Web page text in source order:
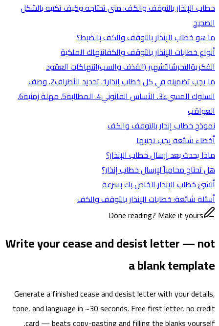
خطاب الإنذار بالتوقف والكف: متى تحتاجه وكيف تكتبه بالشكل
الصحيح
ما هو خطاب الإنذار بالتوقف والكف بالضبط؟
أنواع خطابات الإنذار بالتوقف والكفانتهاك الملكية
الفكريةالتحرشالتشهير (القذف والسب)انتهاكات العقود
ما يجب تضمينه في كل خطاب إنذار1. تحديد الأطراف
2. وصف
السلوك المسيء3. الأساس القانوني 4. المطالبة 5. مهلة زمنية
6.
العواقب
نموذج خطاب إنذار بالتوقف والكف
أخطاء شائعة يجب تجنبها
ماذا يحدث بعد إرسال خطاب الإنذار؟
هل تحتاج محامياً لإرسال خطاب إنذار؟
أنشئ خطاب الإنذار الخاص بك بسرعة
أسئلة شائعة: خطابات الإنذار بالتوقف والكف
Done reading? Make it yours
Write your cease and desist letter — not
a blank template
Generate a finished cease and desist letter with your details,
tone, and language in ~30 seconds. Free first letter, no credit
card — beats copy-pasting and filling the blanks yourself.